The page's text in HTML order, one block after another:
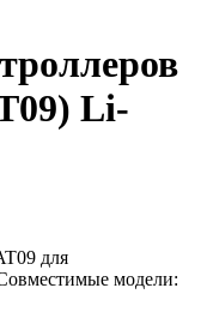
Li-
для
модели: